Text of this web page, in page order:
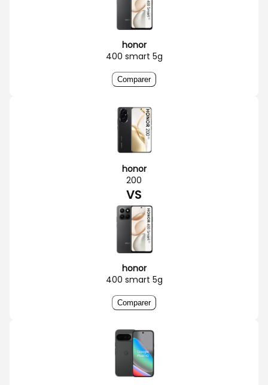
honor
400 smart 5g
Comparer
honor
200
VS
honor
400 smart 5g
Comparer